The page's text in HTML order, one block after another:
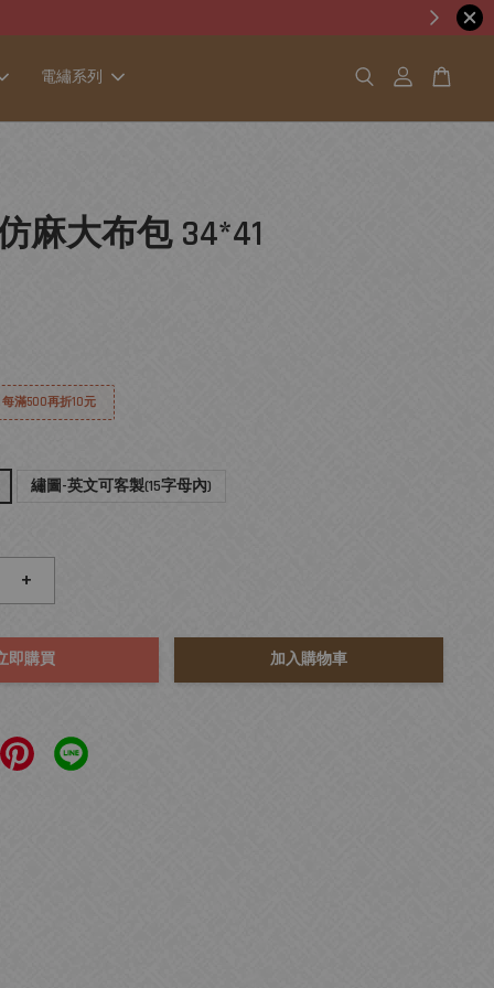
電繡系列
麻大布包 34*41
滿500再折10元
繡圖-英文可客製(15字母內)
+
即購買 加入購物車